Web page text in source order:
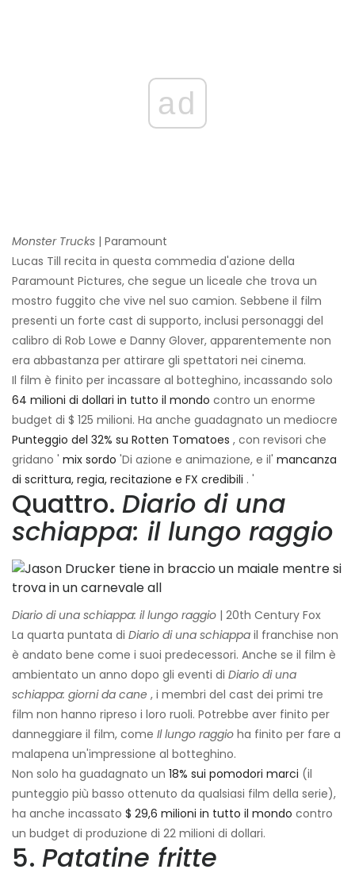
ad
Monster Trucks | Paramount
Lucas Till recita in questa commedia d'azione della
Paramount Pictures, che segue un liceale che trova un
mostro fuggito che vive nel suo camion. Sebbene il film
presenti un forte cast di supporto, inclusi personaggi del
calibro di Rob Lowe e Danny Glover, apparentemente non
era abbastanza per attirare gli spettatori nei cinema.
Il film è finito per incassare al botteghino, incassando solo
64 milioni di dollari in tutto il mondo contro un enorme
budget di $ 125 milioni. Ha anche guadagnato un mediocre
Punteggio del 32% su Rotten Tomatoes , con revisori che
gridano ' mix sordo 'Di azione e animazione, e il' mancanza
di scrittura, regia, recitazione e FX credibili . '
Quattro. Diario di una
schiappa: il lungo raggio
Diario di una schiappa: il lungo raggio | 20th Century Fox
La quarta puntata di Diario di una schiappa il franchise non
è andato bene come i suoi predecessori. Anche se il film è
ambientato un anno dopo gli eventi di Diario di una
schiappa: giorni da cane , i membri del cast dei primi tre
film non hanno ripreso i loro ruoli. Potrebbe aver finito per
danneggiare il film, come Il lungo raggio ha finito per fare a
malapena un'impressione al botteghino.
Non solo ha guadagnato un 18% sui pomodori marci (il
punteggio più basso ottenuto da qualsiasi film della serie),
ha anche incassato $ 29,6 milioni in tutto il mondo contro
un budget di produzione di 22 milioni di dollari.
5. Patatine fritte